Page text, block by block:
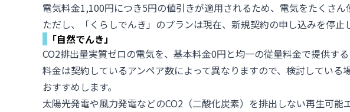
電気料金1,100円につき5円の値引きが適用されるため、電気をたくさん
ただし、「くらしでんき」のプランは現在、新規契約の申し込みを停止
「自然でんき」
CO2排出量実質ゼロの電気を、基本料金0円と均一の従量料金で提供する
料金は契約しているアンペア数によって異なりますので、検討してい
おすすめします。
太陽光発電や風力発電などのCO2（二酸化炭素）を排出しない再生可